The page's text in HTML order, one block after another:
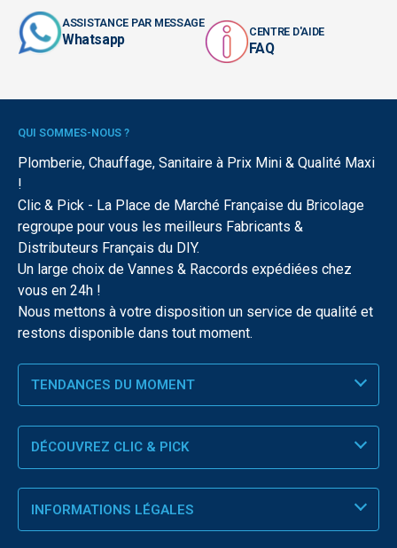
ASSISTANCE PAR MESSAGE
Whatsapp CENTRE D'AIDE
FAQ
QUI SOMMES-NOUS ?
Plomberie, Chauffage, Sanitaire à Prix Mini & Qualité Maxi
!
Clic & Pick - La Place de Marché Française du Bricolage
regroupe pour vous les meilleurs Fabricants &
Distributeurs Français du DIY.
Un large choix de Vannes & Raccords expédiées chez
vous en 24h !
Nous mettons à votre disposition un service de qualité et
restons disponible dans tout moment.
TENDANCES DU MOMENT
DÉCOUVREZ CLIC & PICK
INFORMATIONS LÉGALES